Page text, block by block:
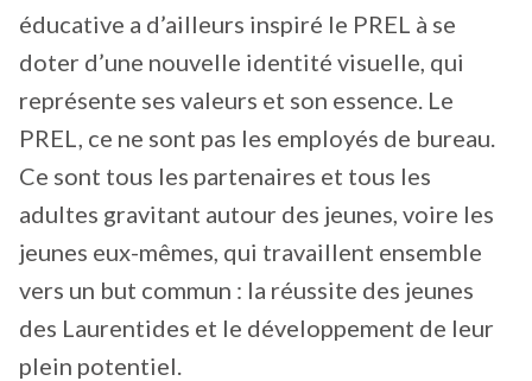
éducative a d’ailleurs inspiré le PREL à se
doter d’une nouvelle identité visuelle, qui
représente ses valeurs et son essence. Le
PREL, ce ne sont pas les employés de bureau.
Ce sont tous les partenaires et tous les
adultes gravitant autour des jeunes, voire les
jeunes eux-mêmes, qui travaillent ensemble
vers un but commun : la réussite des jeunes
des Laurentides et le développement de leur
plein potentiel.